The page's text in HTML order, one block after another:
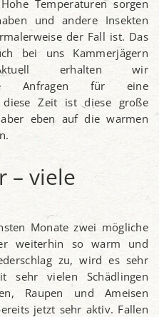
Temperaturen sorgen
und andere Insekten
der Fall ist. Das
bei uns Kammerjägern
erhalten wir
Anfragen für eine
Zeit ist diese große
eben auf die warmen
– viele
Monate zwei mögliche
weiterhin so warm und
zu, wird es sehr
sehr vielen Schädlingen
Raupen und Ameisen
jetzt sehr aktiv. Fallen